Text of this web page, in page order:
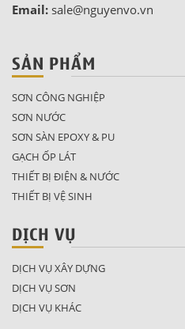
Email: sale@nguyenvo.vn
SẢN PHẨM
SƠN CÔNG NGHIỆP
SƠN NƯỚC
SƠN SÀN EPOXY & PU
GẠCH ỐP LÁT
THIẾT BỊ ĐIỆN & NƯỚC
THIẾT BỊ VỆ SINH
DỊCH VỤ
DỊCH VỤ XÂY DỰNG
DỊCH VỤ SƠN
DỊCH VỤ KHÁC